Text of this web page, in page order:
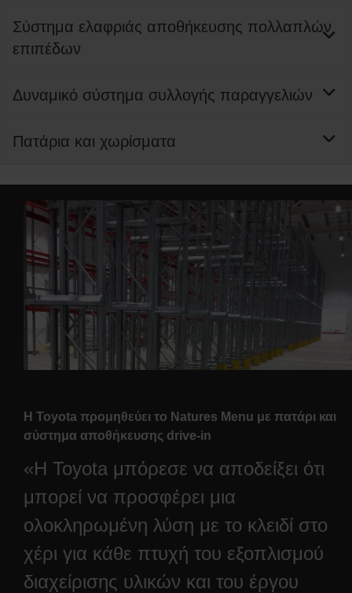
Σύστημα ελαφριάς αποθήκευσης πολλαπλών
επιπέδων
Δυναμικό σύστημα συλλογής παραγγελιών
Πατάρια και χωρίσματα
Η Toyota προμηθεύει το Natures Menu με πατάρι και
σύστημα αποθήκευσης drive-in
«Η Toyota μπόρεσε να αποδείξει ότι
μπορεί να προσφέρει μια
ολοκληρωμένη λύση με το κλειδί στο
χέρι για κάθε πτυχή του εξοπλισμού
διαχείρισης υλικών και του έργου